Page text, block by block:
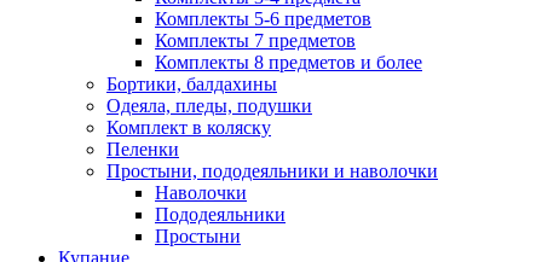
Комплекты 5-6 предметов
Комплекты 7 предметов
Комплекты 8 предметов и более
Бортики, балдахины
Одеяла, пледы, подушки
Комплект в коляску
Пеленки
Простыни, пододеяльники и наволочки
Наволочки
Пододеяльники
Простыни
Купание